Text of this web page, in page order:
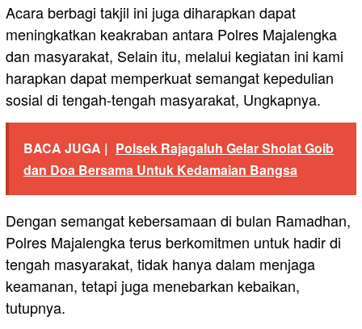
Acara berbagi takjil ini juga diharapkan dapat
meningkatkan keakraban antara Polres Majalengka
dan masyarakat, Selain itu, melalui kegiatan ini kami
harapkan dapat memperkuat semangat kepedulian
sosial di tengah-tengah masyarakat, Ungkapnya.
BACA JUGA | Polsek Rajagaluh Gelar Sholat Goib
dan Doa Bersama Untuk Kedamaian Bangsa
Dengan semangat kebersamaan di bulan Ramadhan,
Polres Majalengka terus berkomitmen untuk hadir di
tengah masyarakat, tidak hanya dalam menjaga
keamanan, tetapi juga menebarkan kebaikan,
tutupnya.